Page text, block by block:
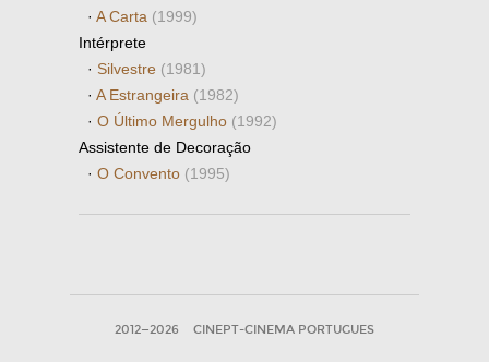
· A Carta (1999)
Intérprete
· Silvestre (1981)
· A Estrangeira (1982)
· O Último Mergulho (1992)
Assistente de Decoração
· O Convento (1995)
2012—2026 CINEPT-CINEMA PORTUGUES